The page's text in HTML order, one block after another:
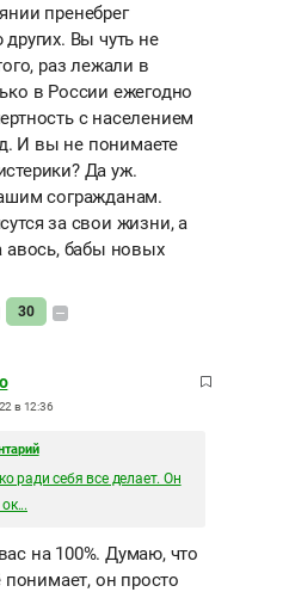
пренебрег
Вы чуть не
раз лежали в
в России ежегодно
с населением
И вы не понимаете
Да уж.
согражданам.
за свои жизни, а
авось, бабы новых
30
в 12:36
ради себя все делает. Он
на 100%. Думаю, что
понимает, он просто